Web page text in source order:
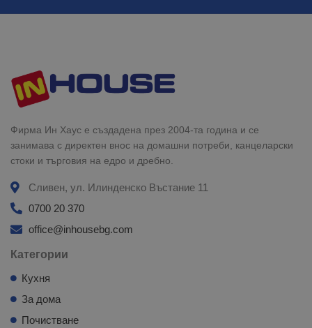
Фирма Ин Хаус е създадена през 2004-та година и се
занимава с директен внос на домашни потреби, канцеларски
стоки и търговия на едро и дребно.
Сливен, ул. Илинденско Въстание 11
0700 20 370
office@inhousebg.com
Категории
Кухня
За дома
Почистване